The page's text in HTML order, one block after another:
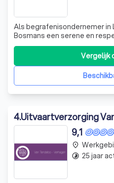
Als begrafenisondernemer in
Bosmans een serene en
Wij begrijpen dat het verlies
moeilijke tijd is, en daarom
staan met medeleven en
een uitvaartplechtigheid,
Vergelijk
4.Uitvaartverzorging
9,1
place
timelapse 25 jaar